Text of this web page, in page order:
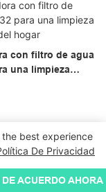
con filtro de agua
una limpieza
best experience
De Privacidad
DE ACUERDO AHORA